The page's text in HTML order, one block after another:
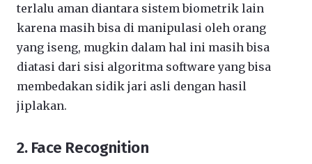
terlalu aman diantara sistem biometrik lain
karena masih bisa di manipulasi oleh orang
yang iseng, mugkin dalam hal ini masih bisa
diatasi dari sisi algoritma software yang bisa
membedakan sidik jari asli dengan hasil
jiplakan.
2. Face Recognition